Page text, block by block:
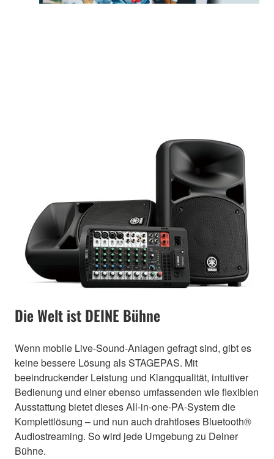
Die Welt ist DEINE Bühne
Wenn mobile Live-Sound-Anlagen gefragt sind, gibt es
keine bessere Lösung als STAGEPAS. Mit
beeindruckender Leistung und Klangqualität, intuitiver
Bedienung und einer ebenso umfassenden wie flexiblen
Ausstattung bietet dieses All-in-one-PA-System die
Komplettlösung – und nun auch drahtloses Bluetooth®
Audiostreaming. So wird jede Umgebung zu Deiner
Bühne.